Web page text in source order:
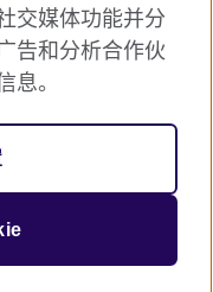
organisation for
opportunities.
交媒体功能并分
告和分析合作伙
息。